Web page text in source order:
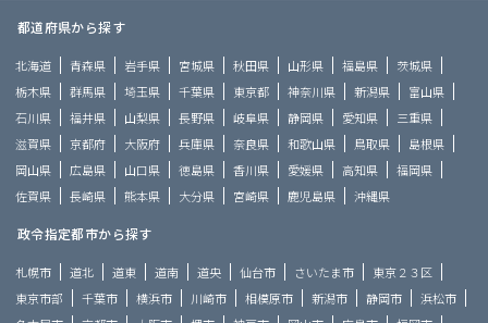
都道府県から探す
北海道 青森県 岩手県 宮城県 秋田県 山形県 福島県
茨城県
栃木県
群馬県 埼玉県 千葉県 東京都 神奈川県 新潟県
富山県
石川県
福井県 山梨県 長野県 岐阜県 静岡県 愛知県
三重県
滋賀県
京都府 大阪府 兵庫県 奈良県 和歌山県 鳥取県
島根県
岡山県
広島県 山口県 徳島県 香川県 愛媛県 高知県
福岡県
佐賀県
長崎県 熊本県 大分県 宮崎県 鹿児島県 沖縄県
政令指定都市から探す
札幌市 道北 道東 道南 道央 仙台市 さいたま市
東京２３区
東京市部
千葉市 横浜市 川崎市 相模原市 新潟市 静岡市
浜松市